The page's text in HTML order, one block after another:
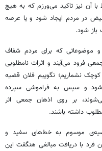
با آن نیز تاکید می‌ورزم که به هیچ
در مردم ایجاد شود و یا عرصه
باز شود.
و موضوعاتی که برای مردم شفاف
فرود می‌آیند و اثرات نامطلوبی
نشماریم؛ نگوییم فلان قضیه
و سپس به فراموشی سپرده
بر روی اذهان جمعی اثر
داشته باشند.
موسوم به خط‌های سفید و
فرد با دریافت مبالغی هنگفت این